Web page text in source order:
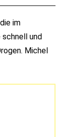
im
und
Michel